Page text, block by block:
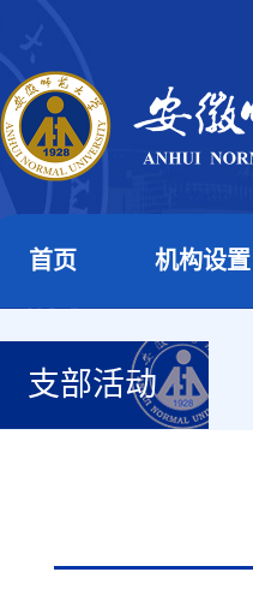
首页 机构设置
支部活动